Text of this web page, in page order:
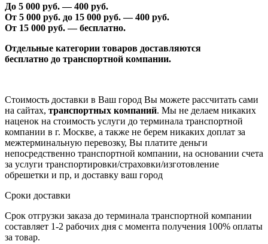
До 5 000 руб. —400 руб.
От 5 000 руб. до 15 000 руб. —400 руб.
От 15 000 руб. — бесплатно.
Отдельные категории товаров доставляются
бесплатно до транспортной компании.
Стоимость доставки в Ваш город Вы можете рассчитать сами
на сайтах, транспортных компаний. Мы не делаем никаких
наценок на стоимость услуги до терминала транспортной
компании в г. Москве, а также не берем никаких доплат за
межтерминальную перевозку, Вы платите деньги
непосредственно транспортной компании, на основании счета
за услуги транспортировки/страховки/изготовление
обрешетки и пр, и доставку ваш город
Сроки доставки
Срок отгрузки заказа до терминала транспортной компании
составляет 1-2 рабочих дня с момента получения 100% оплаты
за товар.